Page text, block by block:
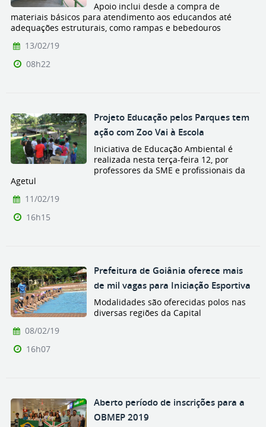
Apoio inclui desde a compra de
materiais básicos para atendimento aos educandos até
adequações estruturais, como rampas e bebedouros
13/02/19
08h22
Projeto Educação pelos Parques tem
ação com Zoo Vai à Escola
Iniciativa de Educação Ambiental é
realizada nesta terça-feira 12, por
professores da SME e profissionais da
Agetul
11/02/19
16h15
Prefeitura de Goiânia oferece mais
de mil vagas para Iniciação Esportiva
Modalidades são oferecidas polos nas
diversas regiões da Capital
08/02/19
16h07
Aberto período de inscrições para a
OBMEP 2019